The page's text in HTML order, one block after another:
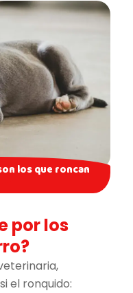
los que roncan
por los
el ronquido: